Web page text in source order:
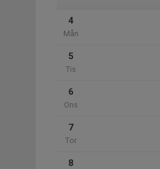
4
Mån
5
Tis
6
Ons
7
Tor
8